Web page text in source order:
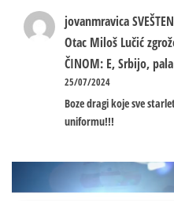
jovanmravica
Otac Miloš Lučić
ČINOM: E, Srbijo,
25/07/2024
Boze dragi koje sve
uniformu!!!